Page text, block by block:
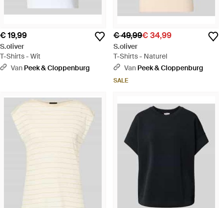
€ 19,99
S.oliver
T-Shirts - Wit
Van Peek & Cloppenburg
€ 49,99€ 34,99
S.oliver
T-Shirts - Naturel
Van Peek & Cloppenburg
SALE